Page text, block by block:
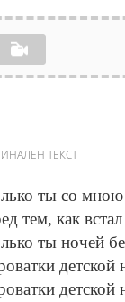
ТЕКСТ
ты со мною
тем, как
ты ночей
детской
детской